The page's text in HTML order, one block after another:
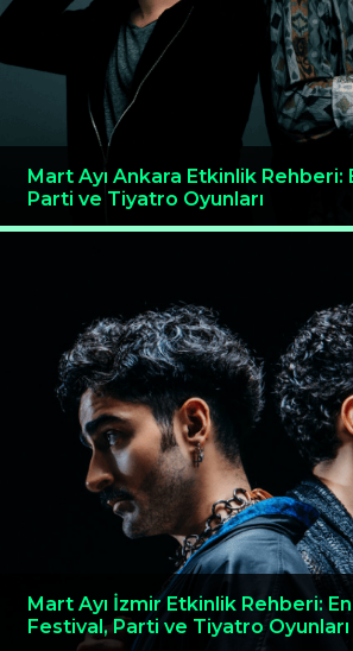
Mart Ayı Ankara Etkinlik Rehberi:
Parti ve Tiyatro Oyunları
Mart Ayı İzmir Etkinlik Rehberi:
Festival, Parti ve Tiyatro Oyunları